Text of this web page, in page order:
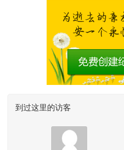
到过这里的访客